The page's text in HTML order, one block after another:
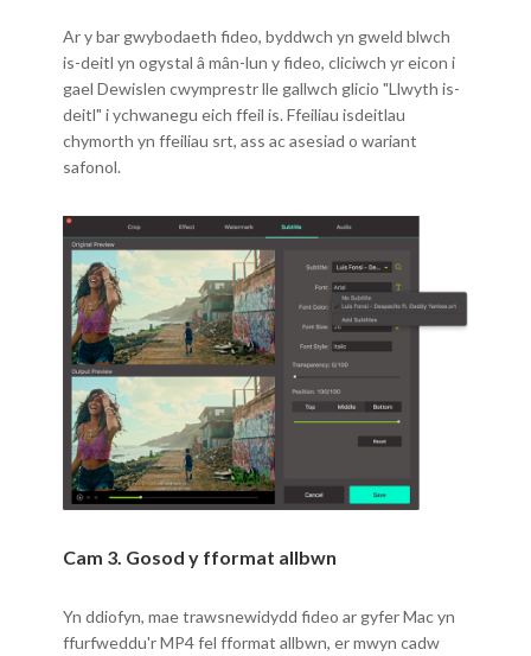
Ar y bar gwybodaeth fideo, byddwch yn gweld blwch
is-deitl yn ogystal â mân-lun y fideo, cliciwch yr eicon i
gael Dewislen cwymprestr lle gallwch glicio "Llwyth is-
deitl" i ychwanegu eich ffeil is. Ffeiliau isdeitlau
chymorth yn ffeiliau srt, ass ac asesiad o wariant
safonol.
Cam 3. Gosod y fformat allbwn
Yn ddiofyn, mae trawsnewidydd fideo ar gyfer Mac yn
ffurfweddu'r MP4 fel fformat allbwn, er mwyn cadw